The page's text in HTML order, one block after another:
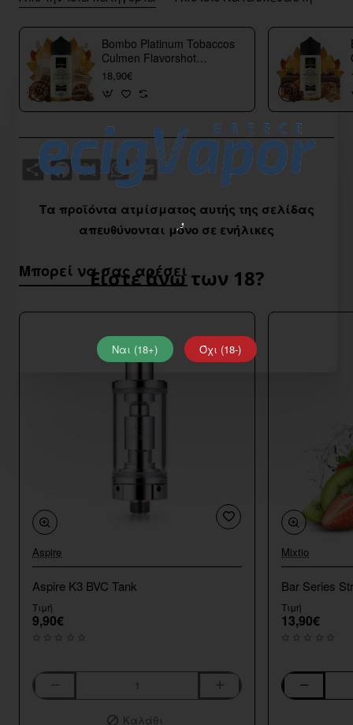
Τα προϊόντα ατμίσματος αυτής της σελίδας
απευθύνονται μόνο σε ενήλικες
Είστε άνω των 18?
Ναι (18+) Όχι (18-)
Bombo Platinum Tobaccos
Culmen Flavorshot
40/120ml
18,90€
Share Facebook
X WhatsAppEmail
Μπορεί να σας αρέσει
Aspire
Aspire K3 BVC Tank
Τιμή
9,90€
Aspire
Καλάθι
Mixtio
Bar Series
Τιμή
13,90€
Bar